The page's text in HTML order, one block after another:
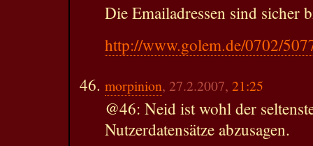
Die Emailadressen sind sicher
http://www.golem.de/0702/
morpinion, 27.2.2007, 21:25
@46: Neid ist wohl der
Nutzerdatensätze abzusagen.